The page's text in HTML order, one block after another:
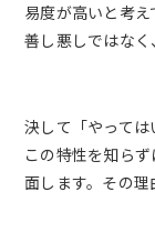
易度が高いと考
善し悪しではなく、
決して「やっては
この特性を知ら
面します。その理